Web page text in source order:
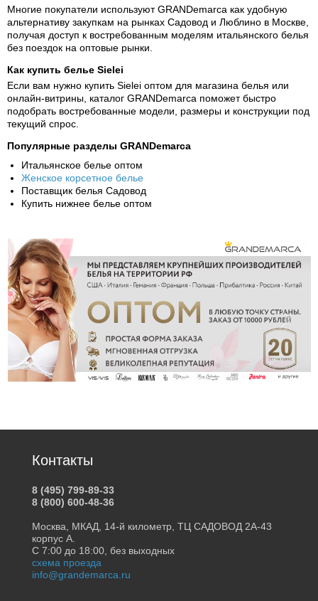
Многие покупатели используют GRANDemarca как удобную
альтернативу закупкам на рынках Садовод и Люблино в Москве,
получая доступ к востребованным моделям итальянского белья
без поездок на оптовые рынки.
Как купить белье Sielei
Если вам нужно купить Sielei оптом для магазина белья или
онлайн-витрины, каталог GRANDemarca поможет быстро
подобрать востребованные модели, размеры и конструкции под
текущий спрос.
Популярные разделы GRANDemarca
Итальянское белье оптом
Женское корсетное белье
Поставщик белья Садовод
Купить нижнее белье оптом
Контакты
8 (495) 799-89-33
8 (800) 600-48-36
Москва, МКАД, 14-й километр, ТЦ САДОВОД 2А-43
корпус А.
С 7:00 до 18:00, без выходных
схема проезда
info@grandemarca.ru